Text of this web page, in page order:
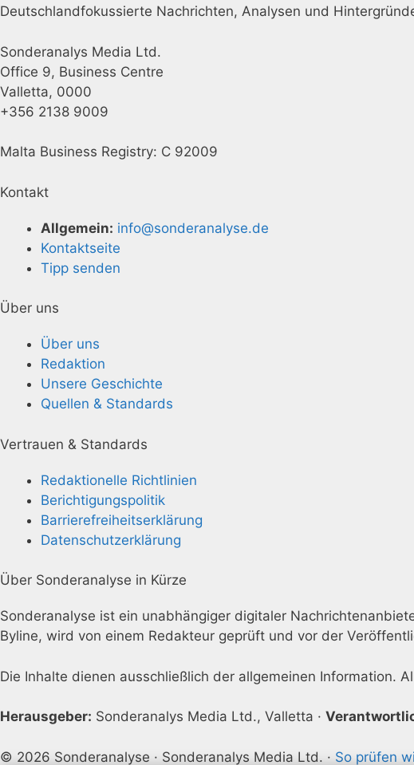
Deutschlandfokussierte Nachrichten, Analysen und
Sonderanalys Media Ltd.
Office 9, Business Centre
Valletta, 0000
+356 2138 9009
Malta Business Registry: C 92009
Kontakt
Allgemein: info@sonderanalyse.de
Kontaktseite
Tipp senden
Über uns
Über uns
Redaktion
Unsere Geschichte
Quellen & Standards
Vertrauen & Standards
Redaktionelle Richtlinien
Berichtigungspolitik
Barrierefreiheitserklärung
Datenschutzerklärung
Über Sonderanalyse in Kürze
Sonderanalyse ist ein unabhängiger digitaler
Byline, wird von einem Redakteur geprüft und vor der
Die Inhalte dienen ausschließlich der allgemeinen Information.
Herausgeber: Sonderanalys Media Ltd., Valletta ·
© 2026 Sonderanalyse · Sonderanalys Media Ltd. · So prüfen